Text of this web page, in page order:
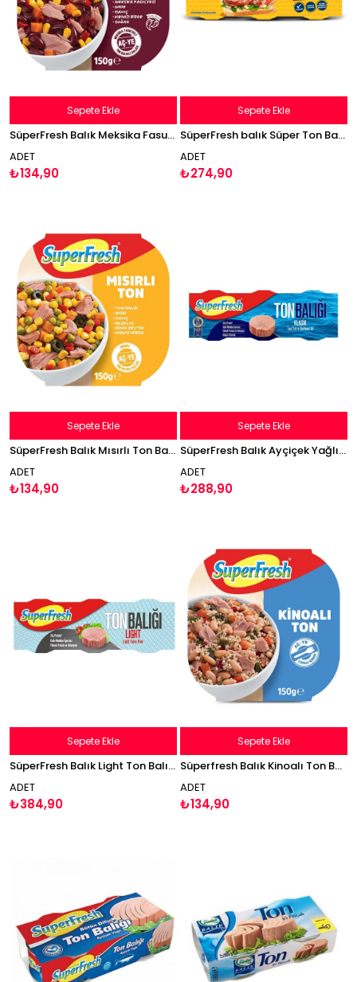
SüperFresh Balık Meksika Fasulyeli Ton Balığı 150g
ADET
₺134,90
Sepete Ekle
SüperFresh balık Süper Ton Balığı 3x75g Parçalı
ADET
₺274,90
Sepete Ekle
SüperFresh Balık Mısırlı Ton Balığı 150g
ADET
₺134,90
Sepete Ekle
SüperFresh Balık Ayçiçek Yağlı Bütün Dilim Ton Balığı 3x75g
ADET
₺288,90
Sepete Ekle
SüperFresh Balık Light Ton Balığı 3x75g Tuna Fish
ADET
₺384,90
Sepete Ekle
Süperfresh Balık Kinoalı Ton Balığı 150g
ADET
₺134,90
Sepete Ekle